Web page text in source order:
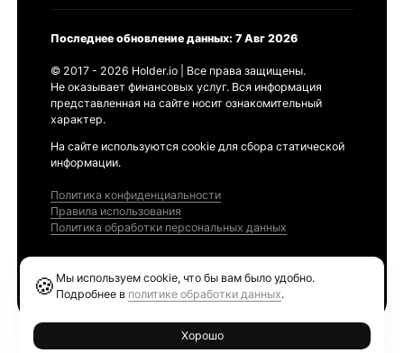
Последнее обновление данных: 7 Авг 2026
© 2017 - 2026 Holder.io | Все права защищены.
Не оказывает финансовых услуг. Вся информация
представленная на сайте носит ознакомительный
характер.
На сайте используются cookie для сбора статической
информации.
Политика конфиденциальности
Правила использования
Политика обработки персональных данных
🍪 Мы используем cookie, что бы вам было удобно.
Подробнее в политике обработки данных.
Хорошо
Ethereum GAS Tracker